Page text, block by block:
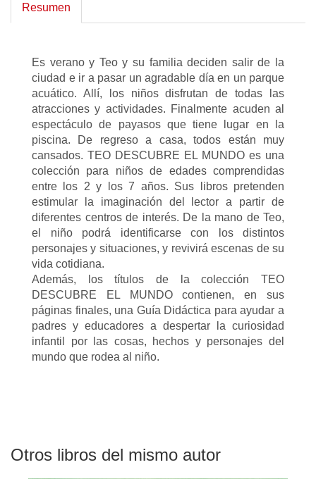
Resumen
Es verano y Teo y su familia deciden salir de la
ciudad e ir a pasar un agradable día en un parque
acuático. Allí, los niños disfrutan de todas las
atracciones y actividades. Finalmente acuden al
espectáculo de payasos que tiene lugar en la
piscina. De regreso a casa, todos están muy
cansados. TEO DESCUBRE EL MUNDO es una
colección para niños de edades comprendidas
entre los 2 y los 7 años. Sus libros pretenden
estimular la imaginación del lector a partir de
diferentes centros de interés. De la mano de Teo,
el niño podrá identificarse con los distintos
personajes y situaciones, y revivirá escenas de su
vida cotidiana.
Además, los títulos de la colección TEO
DESCUBRE EL MUNDO contienen, en sus
páginas finales, una Guía Didáctica para ayudar a
padres y educadores a despertar la curiosidad
infantil por las cosas, hechos y personajes del
mundo que rodea al niño.
Otros libros del mismo autor